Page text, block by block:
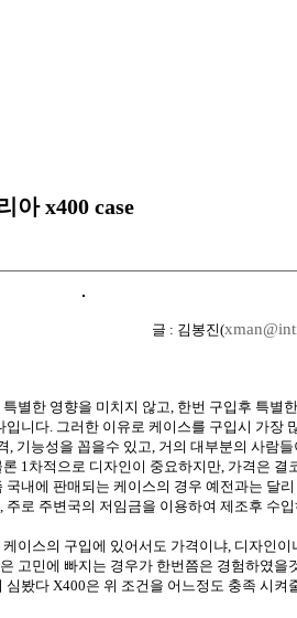
아 x400 case
글 : 김봉진(
별한 영향을 미치지 않고, 한번 구입후 특별
입니다. 그러한 이유로 케이스를 구입시 가장
, 기능성을 꼽을수 있고, 거의 대부분의 사람
1차적으로 디자인이 중요하지만, 가격은 결
국내에 판매되는 케이스의 경우 예전과는 달
로 주변국의 저임금을 이용하여 제조후 수
이스의 구입에 있어서도 가격이냐, 디자인이
고민에 빠지는 경우가 한번쯤은 경험하였을
심봤다 X400은 위 조건을 어느정도 충족 시켜